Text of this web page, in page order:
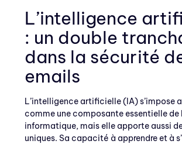
L’intelligence
: un double
dans la sécurité
emails
L’intelligence artificielle (IA) s’impose
comme une composante essentielle
informatique, mais elle apporte aussi
uniques. Sa capacité à apprendre et à